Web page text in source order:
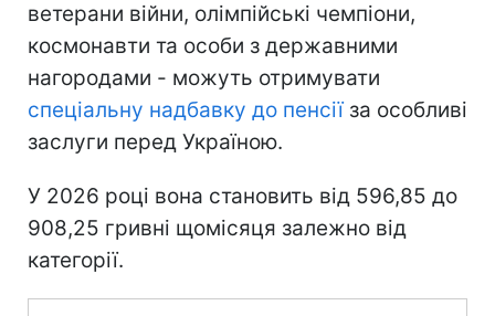
ветерани війни, олімпійські чемпіони,
космонавти та особи з державними
нагородами - можуть отримувати
спеціальну надбавку до пенсіїза особливі
заслуги перед Україною.
У 2026 році вона становить від 596,85 до
908,25 гривні щомісяця залежно від
категорії.